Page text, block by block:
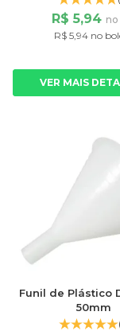
R$ 5,94 no
R$ 5,94 no
VER MAIS
Funil de Plástico
50mm